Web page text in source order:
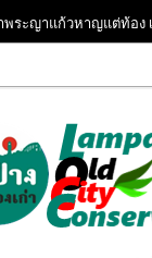
ระญาแก้วหาญแต่ท้อง